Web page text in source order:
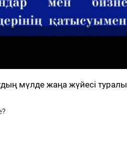
мүлде жаңа жүйесі туралы